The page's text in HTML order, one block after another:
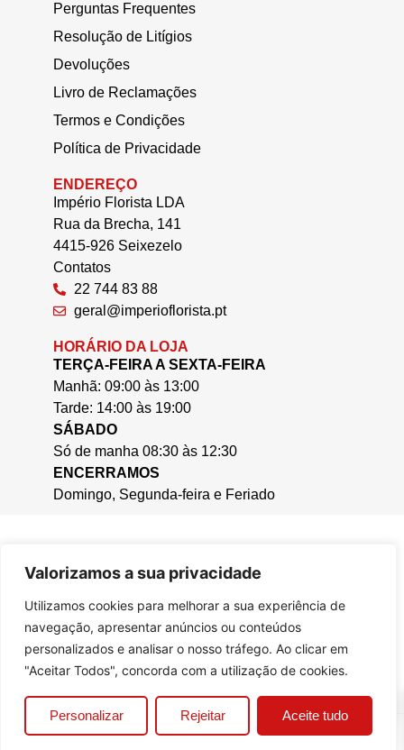
Valorizamos a sua privacidade
Utilizamos cookies para melhorar a sua experiência de
navegação, apresentar anúncios ou conteúdos
personalizados e analisar o nosso tráfego. Ao clicar em
"Aceitar Todos", concorda com a utilização de cookies.
Personalizar Rejeitar Aceite tudo
Perguntas Frequentes
Resolução de Litígios
Devoluções
Livro de Reclamações
Termos e Condições
Política de Privacidade
ENDEREÇO
Império Florista LDA
Rua da Brecha, 141
4415-926 Seixezelo
Contatos
22 744 83 88
geral@imperioflorista.pt
HORÁRIO DA LOJA
TERÇA-FEIRA A SEXTA-FEIRA
Manhã: 09:00 às 13:00
Tarde: 14:00 às 19:00
SÁBADO
Só de manha 08:30 às 12:30
ENCERRAMOS
Domingo, Segunda-feira e Feriado
© 2025, Casa da Cera.